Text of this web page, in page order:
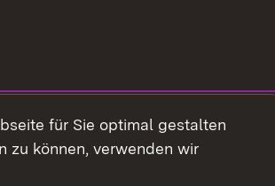
für Sie optimal gestalten
zu können, verwenden wir